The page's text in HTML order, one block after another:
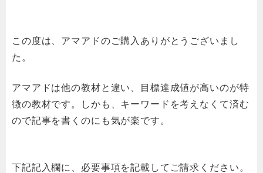
この度は、アマアドのご購入ありがとうございまし
た。
アマアドは他の教材と違い、目標達成値が高いのが特
徴の教材です。しかも、キーワードを考えなくて済む
ので記事を書くのにも気が楽です。
下記記入欄に、必要事項を記載してご請求ください。